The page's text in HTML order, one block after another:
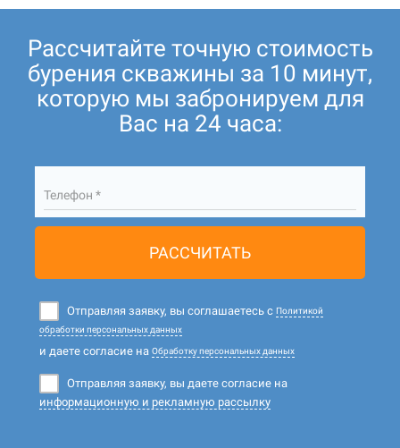
Рассчитайте точную стоимость
бурения скважины за 10 минут,
которую мы забронируем для
Вас на 24 часа:
Телефон *
РАССЧИТАТЬ
Отправляя заявку, вы соглашаетесь с Политикой
обработки персональных данных
и даете согласие на Обработку персональных данных
Отправляя заявку, вы даете согласие на
информационную и рекламную рассылку